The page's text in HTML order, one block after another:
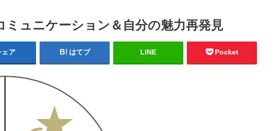
ュニケーション＆自分の魅力再発見
ェア はてブ LINE Pocket